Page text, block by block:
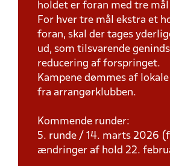
holdet er foran med tre
For hver tre mål ekstra et
foran, skal der tages
ud, som tilsvarende
reducering af forspringet.
Kampene dømmes af
fra arrangørklubben.
Kommende runder:
5. runde / 14. marts 2026
ændringer af hold 22.